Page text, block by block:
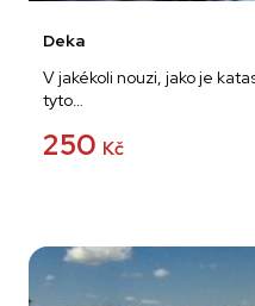
Deka
250 Kč
V jakékoli nouzi, jako je
tyto…